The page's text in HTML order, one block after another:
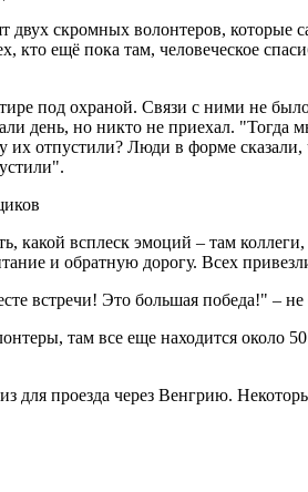
скромных волонтеров, которые
ещё пока там, человеческое
под охраной. Связи с ними не
день, но никто не приехал. "Тогда
отпустили? Люди в форме
какой всплеск эмоций – там
и обратную дорогу. Всех
встречи! Это большая победа!" –
там все еще находится около
проезда через Венгрию.